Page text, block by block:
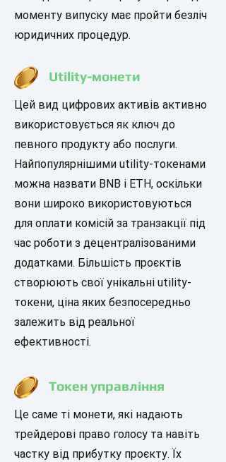
моменту випуску має пройти безліч
юридичних процедур.
Utility-монети
Цей вид цифрових активів активно
використовується як ключ до
певного продукту або послуги.
Найпопулярнішими utility-токенами
можна назвати BNB і ETH, оскільки
вони широко використовуються
для оплати комісій за транзакції під
час роботи з децентралізованими
додатками. Більшість проєктів
створюють свої унікальні utility-
токени, ціна яких безпосередньо
залежить від реальної
ефективності.
Токен управління
Це саме ті монети, які надають
трейдерові право голосу та навіть
частку від прибутку проєкту. Їх